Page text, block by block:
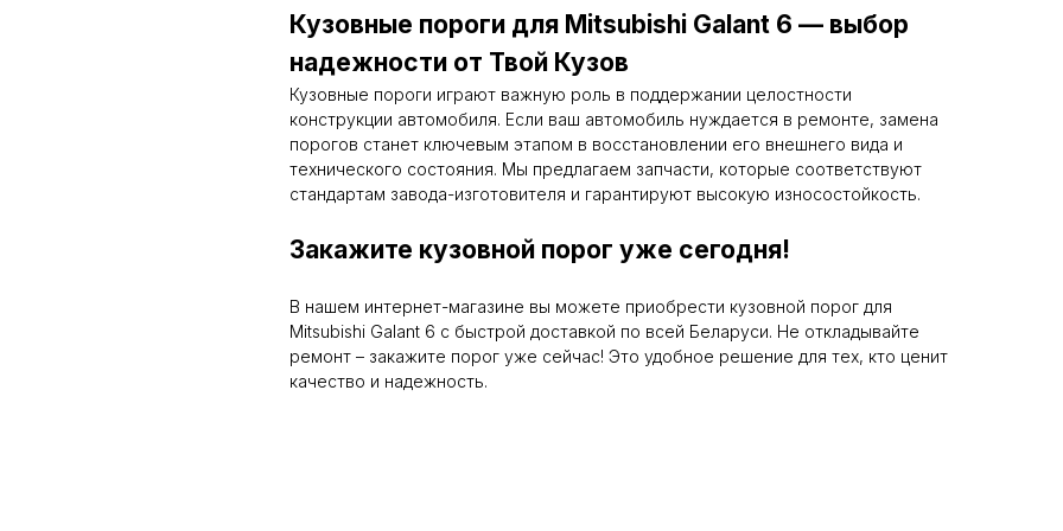
Кузовные пороги для Mitsubishi Galant 6 — выбор
надежности от Твой Кузов
Кузовные пороги играют важную роль в поддержании целостности
конструкции автомобиля. Если ваш автомобиль нуждается в ремонте, замена
порогов станет ключевым этапом в восстановлении его внешнего вида и
технического состояния. Мы предлагаем запчасти, которые соответствуют
стандартам завода-изготовителя и гарантируют высокую износостойкость.
Закажите кузовной порог уже сегодня!
В нашем интернет-магазине вы можете приобрести кузовной порог для
Mitsubishi Galant 6 с быстрой доставкой по всей Беларуси. Не откладывайте
ремонт – закажите порог уже сейчас! Это удобное решение для тех, кто ценит
качество и надежность.